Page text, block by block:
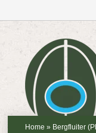
Home » Bergfluiter